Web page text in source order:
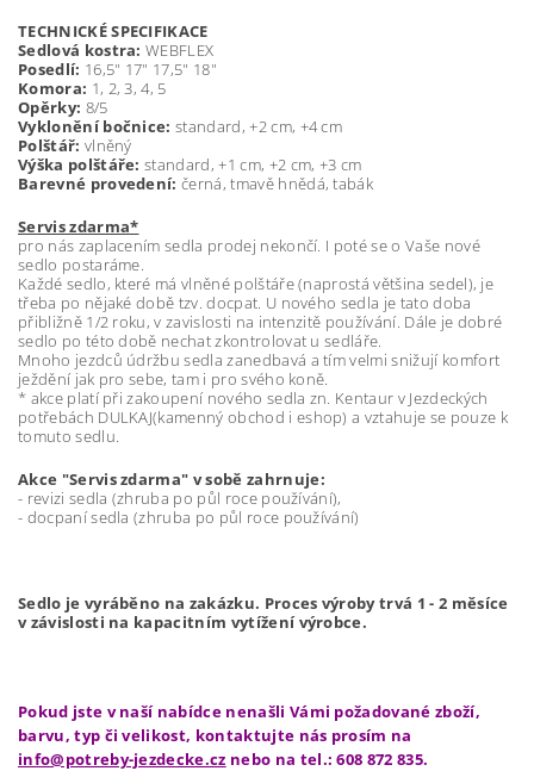
TECHNICKÉ SPECIFIKACE
Sedlová kostra:WEBFLEX
Posedlí: 16,5" 17" 17,5" 18"
Komora: 1, 2, 3, 4, 5
Opěrky: 8/5
Vyklonění bočnice:standard, +2 cm, +4 cm
Polštář: vlněný
Výška polštáře: standard, +1 cm, +2 cm, +3 cm
Barevné provedení:černá, tmavě hnědá, tabák
Servis zdarma*
pro nás zaplacením sedla prodej nekončí. I poté se o Vaše nové
sedlo postaráme.
Každé sedlo, které má vlněné polštáře (naprostá většina sedel), je
třeba po nějaké době tzv. docpat. U nového sedla je tato doba
přibližně 1/2 roku, v zavislosti na intenzitě používání. Dále je dobré
sedlo po této době nechat zkontrolovat u sedláře.
Mnoho jezdců údržbu sedla zanedbavá a tím velmi snižují komfort
ježdění jak pro sebe, tam i pro svého koně.
* akce platí při zakoupení nového sedla zn. Kentaur v Jezdeckých
potřebách DULKAJ(kamenný obchod i eshop) a vztahuje se pouze k
tomuto sedlu.
Akce "Servis zdarma" v sobě zahrnuje:
- revizi sedla (zhruba po půl roce používání),
- docpaní sedla (zhruba po půl roce používání)
Sedlo je vyráběno na zakázku. Proces výroby trvá 1 - 2 měsíce
v závislosti na kapacitním vytížení výrobce.
Pokud jste v naší nabídce nenašli Vámi požadované zboží,
barvu, typ či velikost, kontaktujte nás prosím na
info@potreby-jezdecke.cz nebo na tel.: 608 872 835.